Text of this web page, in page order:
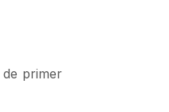
primer